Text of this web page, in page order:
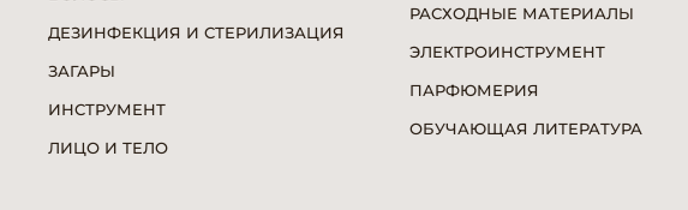
ДЕЗИНФЕКЦИЯ И СТЕРИЛИЗАЦИЯ
ЗАГАРЫ
ИНСТРУМЕНТ
ЛИЦО И ТЕЛО
РАСХОДНЫЕ МАТЕРИАЛЫ
ЭЛЕКТРОИНСТРУМЕНТ
ПАРФЮМЕРИЯ
ОБУЧАЮЩАЯ ЛИТЕРАТУРА